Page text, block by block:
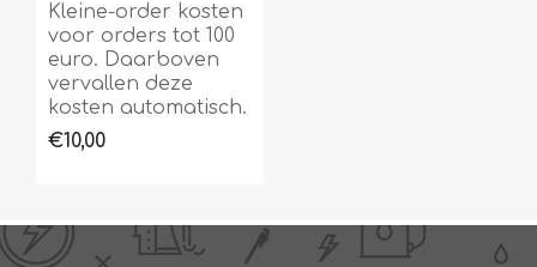
Kleine-order kosten
voor orders tot 100
euro. Daarboven
vervallen deze
kosten automatisch.
€10,00